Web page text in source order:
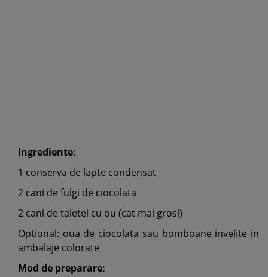
Ingrediente:
1 conserva de lapte condensat
2 cani de fulgi de ciocolata
2 cani de taietei cu ou (cat mai grosi)
Optional: oua de ciocolata sau bomboane invelite in
ambalaje colorate
Mod de preparare: